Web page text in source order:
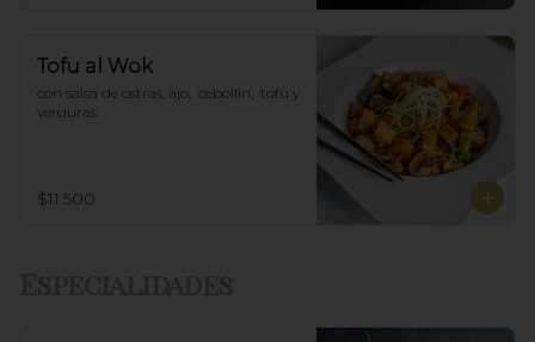
Tofu al Wok
con salsa de ostras, ajo,  cebollin,  tofu y
verduras.
$11.500